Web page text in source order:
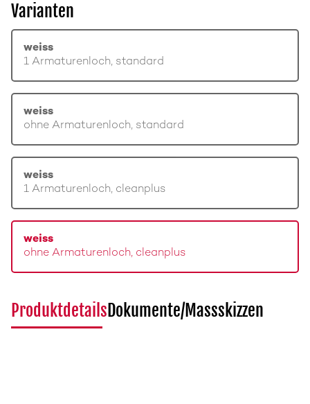
Varianten
weiss
1 Armaturenloch, standard
weiss
ohne Armaturenloch, standard
weiss
1 Armaturenloch, cleanplus
weiss
ohne Armaturenloch, cleanplus
ProduktdetailsDokumente/Massskizzen